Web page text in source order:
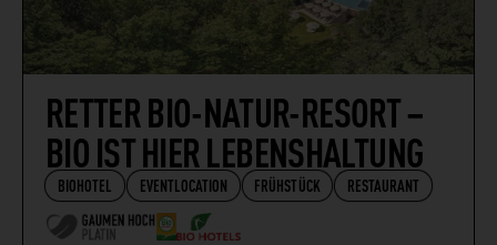
RETTER BIO-NATUR-RESORT –
BIO IST HIER LEBENSHALTUNG
BIOHOTEL EVENTLOCATION FRÜHSTÜCK RESTAURANT